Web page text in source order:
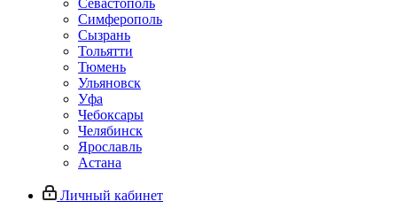
Севастополь
Симферополь
Сызрань
Тольятти
Тюмень
Ульяновск
Уфа
Чебоксары
Челябинск
Ярославль
Астана
Личный кабинет